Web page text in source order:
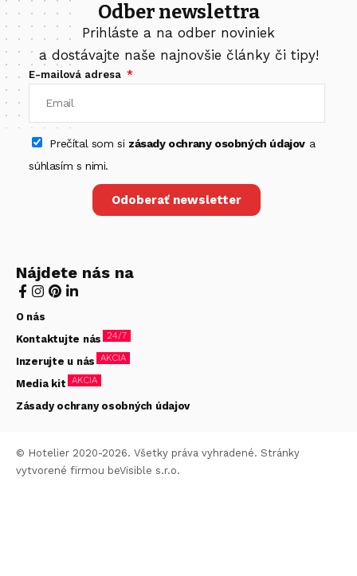
Odber newslettra
Prihláste a na odber noviniek
a dostávajte naše najnovšie články či tipy!
E-mailová adresa
Prečítal som si zásady ochrany osobných údajova
súhlasím s nimi.
Odoberať newsletter
Nájdete nás na
O nás
Kontaktujte nás 24/7
Inzerujte u nás AKCIA
Media kit AKCIA
Zásady ochrany osobných údajov
© Hotelier 2020-2026. Všetky práva vyhradené. Stránky
vytvorené firmou beVisible s.r.o.